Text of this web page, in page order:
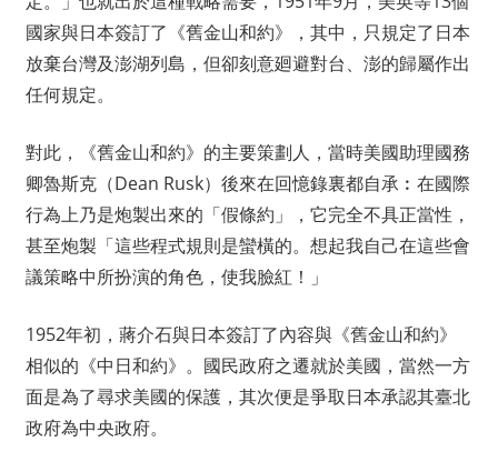
國家與日本簽訂了《舊金山和約》，其中，只規定了日本
放棄台灣及澎湖列島，但卻刻意廻避對台、澎的歸屬作出
任何規定。
對此，《舊金山和約》的主要策劃人，當時美國助理國務
卿魯斯克（Dean Rusk）後來在回憶錄裏都自承︰在國際
行為上乃是炮製出來的「假條約」，它完全不具正當性，
甚至炮製「這些程式規則是蠻橫的。想起我自己在這些會
議策略中所扮演的角色，使我臉紅！」
1952年初，蔣介石與日本簽訂了內容與《舊金山和約》
相似的《中日和約》。國民政府之遷就於美國，當然一方
面是為了尋求美國的保護，其次便是爭取日本承認其臺北
政府為中央政府。